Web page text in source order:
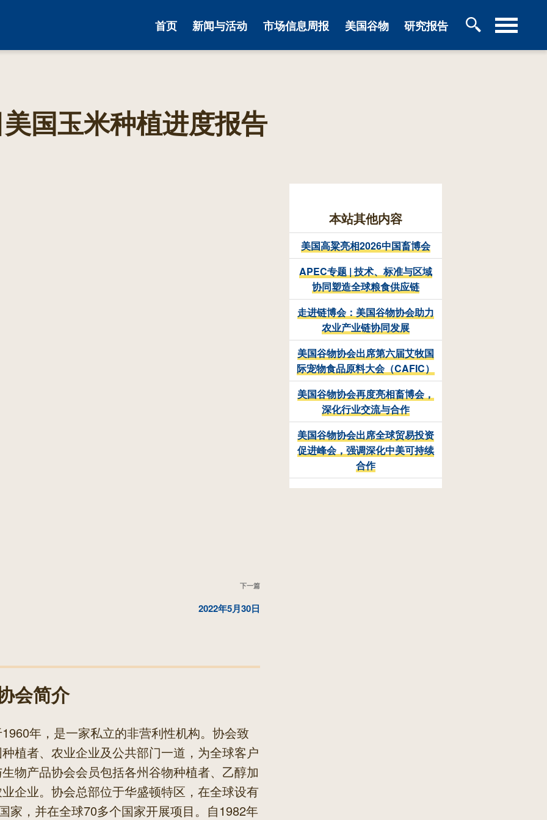
首页 新闻与活动 市场信息周报 美国谷物 研究报告
国玉米种植进度报告
下
章
下一篇
2022年5月30日
会简介
年，是一家私立的非营利性机构。协会致
植者、农业企业及公共部门一道，为全球客户
物产品协会会员包括各州谷物种植者、乙醇加
企业。协会总部位于华盛顿特区，在全球设有
家，并在全球70多个国家开展项目。自1982年
本站其他内容
美国高粱亮相2026中国畜博会
APEC专题 | 技术、标准与区域
协同塑造全球粮食供应链
走进链博会：美国谷物协会助力
农业产业链协同发展
美国谷物协会出席第六届艾牧国
际宠物食品原料大会（CAFIC）
美国谷物协会再度亮相畜博会，
深化行业交流与合作
美国谷物协会出席全球贸易投资
促进峰会，强调深化中美可持续
合作